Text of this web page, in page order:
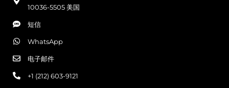
10036-5505 美国
短信
WhatsApp
电子邮件
+1 (212) 603-9121